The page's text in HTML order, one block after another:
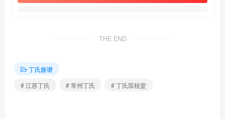
THE END
丁氏族谱
# 江苏丁氏
# 常州丁氏 # 丁氏双桂堂